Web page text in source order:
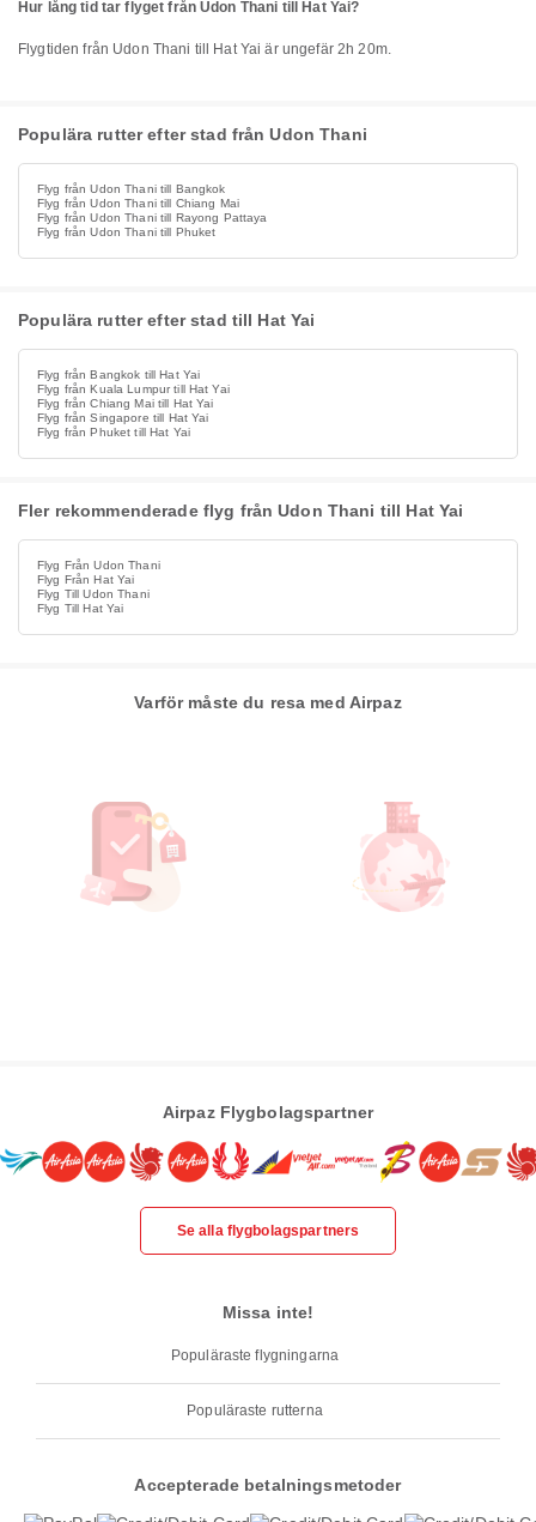
Hur lång tid tar flyget från Udon Thani till Hat Yai?
Flygtiden från Udon Thani till Hat Yai är ungefär 2h 20m.
Populära rutter efter stad från Udon Thani
Flyg från Udon Thani till Bangkok
Flyg från Udon Thani till Chiang Mai
Flyg från Udon Thani till Rayong Pattaya
Flyg från Udon Thani till Phuket
Populära rutter efter stad till Hat Yai
Flyg från Bangkok till Hat Yai
Flyg från Kuala Lumpur till Hat Yai
Flyg från Chiang Mai till Hat Yai
Flyg från Singapore till Hat Yai
Flyg från Phuket till Hat Yai
Fler rekommenderade flyg från Udon Thani till Hat Yai
Flyg Från Udon Thani
Flyg Från Hat Yai
Flyg Till Udon Thani
Flyg Till Hat Yai
Varför måste du resa med Airpaz
Airpaz Flygbolagspartner
Se alla flygbolagspartners
Missa inte!
Populäraste flygningarna
Populäraste rutterna
Accepterade betalningsmetoder